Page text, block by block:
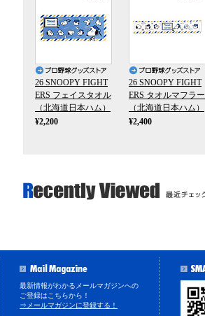
26 SNOOPY FIGHT
ERS フェイスタオル
（北海道日本ハム）
¥2,200
26 SNOOPY FIGHT
ERS タオルマフラー
（北海道日本ハム）
¥2,400
最新情報がわかるメールマガジンへの
ご登録はこちらから！
⇒メールマガジンに登録する！